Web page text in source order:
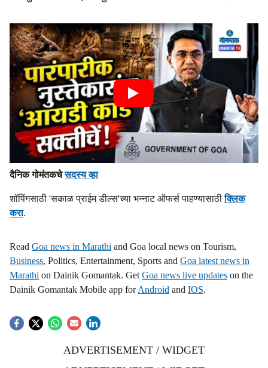
दैनिक गोमंतकचेसदस्य व्हा
शॉपिंगसाठी 'सकाळ प्राईम डील्स'च्या भन्नाट ऑफर्स पाहण्यासाठीक्लिक
करा.
Read Goa news in Marathi and Goa local news on Tourism,
Business, Politics, Entertainment, Sports and Goa latest news in
Marathi on Dainik Gomantak. Get Goa news live updates on the
Dainik Gomantak Mobile app forAndroid and IOS.
ADVERTISEMENT / WIDGET